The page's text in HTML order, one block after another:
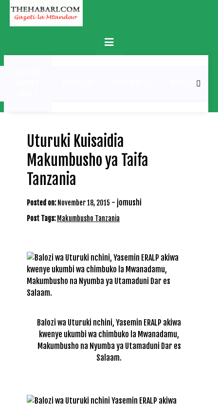
Skip
content
Primary
Menu
MICHEZO
Uturuki Kuisaidia
Makumbusho ya Taifa
Tanzania
Posted on: November 18, 2015 - jomushi
Post Tags: Makumbusho Tanzania
Balozi wa Uturuki nchini, Yasemin ERALP akiwa
kwenye ukumbi wa chimbuko la Mwanadamu,
Makumbusho na Nyumba ya Utamaduni Dar es
Salaam.